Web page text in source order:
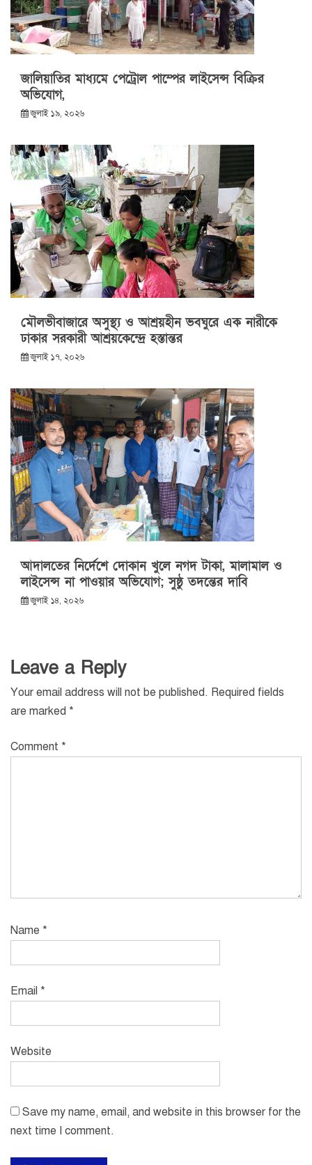
জালিয়াতির মাধ্যমে পেট্রোল পাম্পের লাইসেন্স বিক্রির
অভিযোগ,
জুলাই ১৯, ২০২৬
মৌলভীবাজারে অসুস্থ্য ও আশ্রয়হীন ভবঘুরে এক নারীকে
ঢাকার সরকারী আশ্রয়কেন্দ্রে হস্তান্তর
জুলাই ১৭, ২০২৬
আদালতের নির্দেশে দোকান খুলে নগদ টাকা, মালামাল ও
লাইসেন্স না পাওয়ার অভিযোগ; সুষ্ঠু তদন্তের দাবি
জুলাই ১৪, ২০২৬
Leave a Reply
Your email address will not be published. Required fields
are marked *
Comment *
Name *
Email *
Website
Save my name, email, and website in this browser for the
next time I comment.